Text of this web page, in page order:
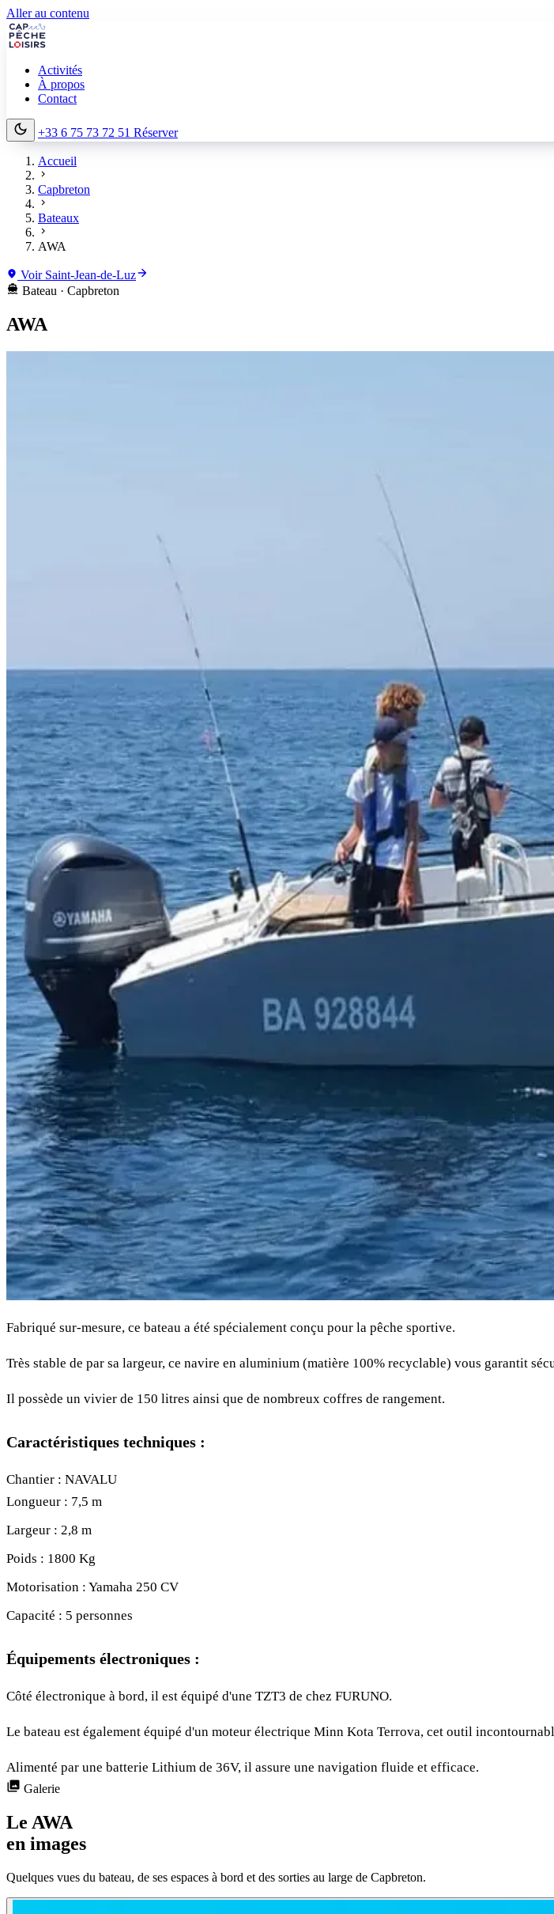
Aller au contenu
Activités
À propos
Contact
+33 6 75 73 72 51 Réserver
Accueil
Capbreton
Bateaux
AWA
Voir Saint-Jean-de-Luz
Bateau · Capbreton
AWA
Fabriqué sur-mesure, ce bateau a été spécialement conçu pour la pêche sportive.
Très stable de par sa largeur, ce navire en aluminium (matière 100% recyclable) vous garantit
Il possède un vivier de 150 litres ainsi que de nombreux coffres de rangement.
Caractéristiques techniques :
Chantier : NAVALU
Longueur : 7,5 m
Largeur : 2,8 m
Poids : 1800 Kg
Motorisation : Yamaha 250 CV
Capacité : 5 personnes
Équipements électroniques :
Côté électronique à bord, il est équipé d'une TZT3 de chez FURUNO.
Le bateau est également équipé d'un moteur électrique Minn Kota Terrova, cet outil
Alimenté par une batterie Lithium de 36V, il assure une navigation fluide et efficace.
Galerie
Le AWA
en images
Quelques vues du bateau, de ses espaces à bord et des sorties au large de Capbreton.